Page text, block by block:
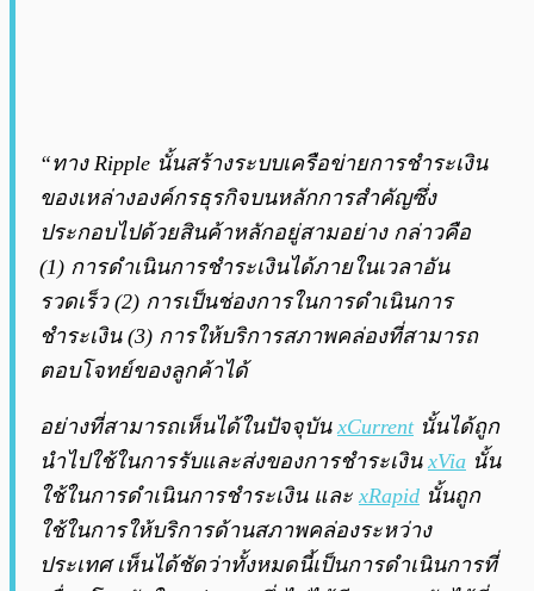
“ทาง Ripple นั้นสร้างระบบเครือข่ายการชำระเงิน
ของเหล่างองค์กรธุรกิจบนหลักการสำคัญซึ่ง
ประกอบไปด้วยสินค้าหลักอยู่สามอย่าง กล่าวคือ
(1) การดำเนินการชำระเงินได้ภายในเวลาอัน
รวดเร็ว (2) การเป็นช่องการในการดำเนินการ
ชำระเงิน (3) การให้บริการสภาพคล่องที่สามารถ
ตอบโจทย์ของลูกค้าได้
อย่างที่สามารถเห็นได้ในปัจจุบัน xCurrentนั้นได้ถูก
นำไปใช้ในการรับและส่งของการชำระเงิน xVia นั้น
ใช้ในการดำเนินการชำระเงิน และ xRapid นั้นถูก
ใช้ในการให้บริการด้านสภาพคล่องระหว่าง
ประเทศ เห็นได้ชัดว่าทั้งหมดนี้เป็นการดำเนินการที่